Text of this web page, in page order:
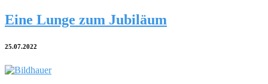
Eine Lunge zum Jubiläum
25.07.2022